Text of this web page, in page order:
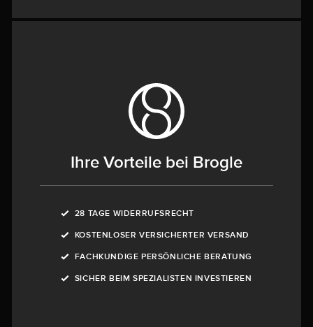
Ihre Vorteile bei Brogle
28 TAGE WIDERRUFSRECHT
KOSTENLOSER VERSICHERTER VERSAND
FACHKUNDIGE PERSÖNLICHE BERATUNG
SICHER BEIM SPEZIALISTEN INVESTIEREN